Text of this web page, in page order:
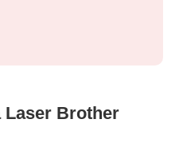
Laser Brother